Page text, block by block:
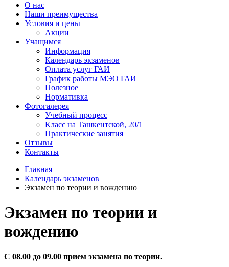
О нас
Наши преимущества
Условия и цены
Акции
Учащимся
Информация
Календарь экзаменов
Оплата услуг ГАИ
График работы МЭО ГАИ
Полезное
Нормативка
Фотогалерея
Учебный процесс
Класс на Ташкентской, 20/1
Практические занятия
Отзывы
Контакты
Главная
Календарь экзаменов
Экзамен по теории и вождению
Экзамен по теории и
вождению
С 08.00 до 09.00 прием экзамена по теории.